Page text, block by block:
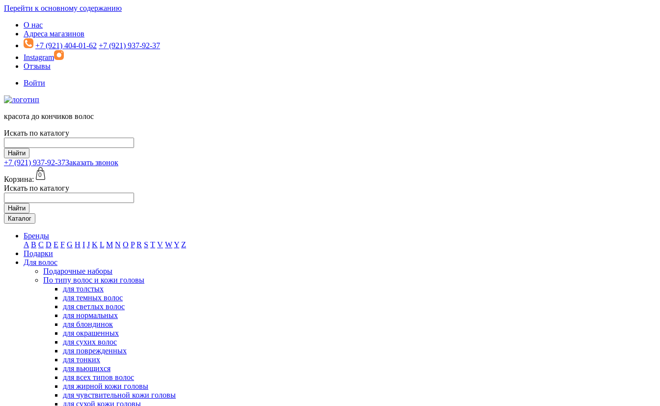
Перейти к основному содержанию
О нас
Адреса магазинов
+7 (921) 404-01-62 +7 (921) 937-92-37
Instagram
Отзывы
Войти
красота до кончиков волос
Искать по каталогу
Найти
+7 (921) 937-92-37Заказать звонок
Корзина:
0
Искать по каталогу
Найти
Каталог
Бренды
A B C D E F G H I J K L M N O P R S T V WY Z
Подарки
Для волос
Подарочные наборы
По типу волос и кожи головы
для толстых
для темных волос
для светлых волос
для нормальных
для блондинок
для окрашенных
для сухих волос
для поврежденных
для тонких
для вьющихся
для всех типов волос
для жирной кожи головы
для чувствительной кожи головы
для сухой кожи головы